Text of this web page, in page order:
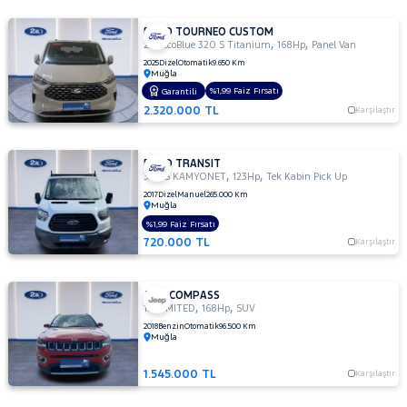
TOGG
TOYOTA
TRAKTÖR
VOLKSWAGEN
VOLVO
FORD TOURNEO CUSTOM
2.0 EcoBlue 320 S Titanium,168Hp, Panel Van
2025DizelOtomatik9.650 Km
Muğla
2.320.000 TL Karşılaştır
Garantili %1,99 Faiz Fırsatı
FORD TRANSIT
330 S KAMYONET,123Hp,Tek Kabin Pick Up
2017DizelManuel265.000 Km
Muğla
720.000 TL Karşılaştır
%1,99 Faiz Fırsatı
JEEP COMPASS
1.4 LIMITED,168Hp, SUV
2018BenzinOtomatik96.500 Km
Muğla
1.545.000 TL Karşılaştır